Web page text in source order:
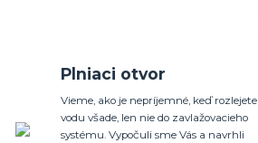
Plniaci otvor
Vieme, ako je nepríjemné, keď rozlejete
vodu všade, len nie do zavlažovacieho
systému. Vypočuli sme Vás a navrhli